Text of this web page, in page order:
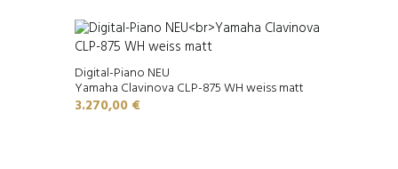
Digital-Piano NEU
Yamaha Clavinova CLP-875 WH weiss matt
3.270,00 €